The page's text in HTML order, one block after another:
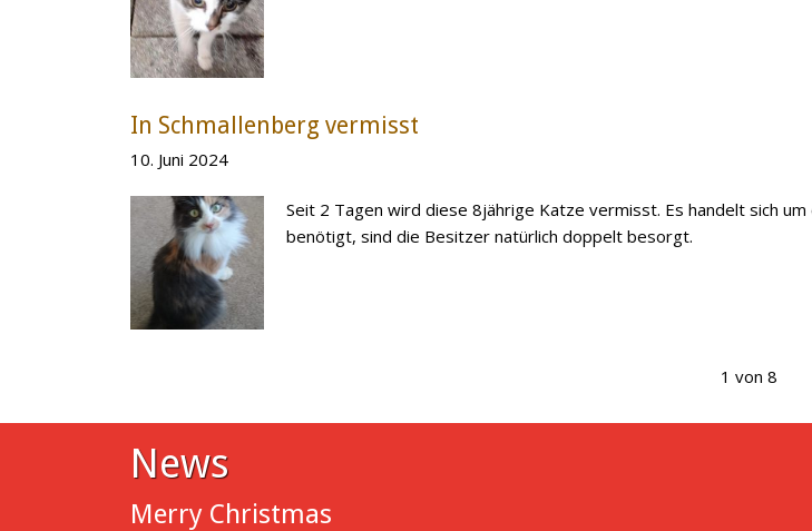
In Schmallenberg vermisst
10. Juni 2024
Seit 2 Tagen wird diese 8jährige Katze vermisst. Es handelt sich
benötigt, sind die Besitzer natürlich doppelt besorgt.
1 von 8
News
Merry Christmas